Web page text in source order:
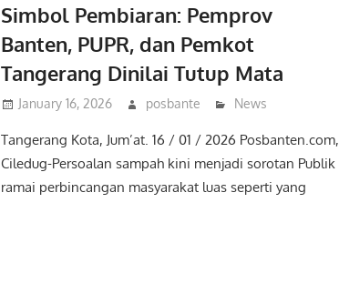
Simbol Pembiaran: Pemprov
Banten, PUPR, dan Pemkot
Tangerang Dinilai Tutup Mata
January 16, 2026 posbante News
Tangerang Kota, Jum’at. 16 / 01 / 2026 Posbanten.com,
Ciledug-Persoalan sampah kini menjadi sorotan Publik
ramai perbincangan masyarakat luas seperti yang